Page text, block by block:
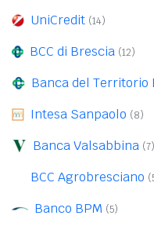
UniCredit (14)
BCC di Brescia (12)
Banca del Territorio
Intesa Sanpaolo (8)
Banca Valsabbina (7)
BCC Agrobresciano
Banco BPM (5)